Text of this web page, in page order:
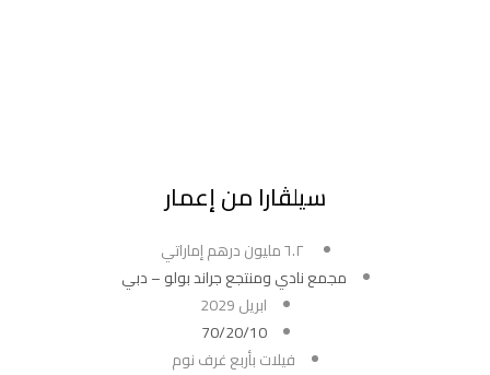
سيلڤارا من إعمار
مجمع نادي ومنتجع جراند بولو – دبي
ابريل 2029
70/20/10
فيلات بأربع غرف نوم